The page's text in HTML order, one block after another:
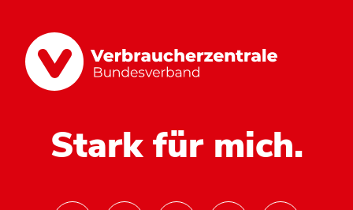
Stark für mich.